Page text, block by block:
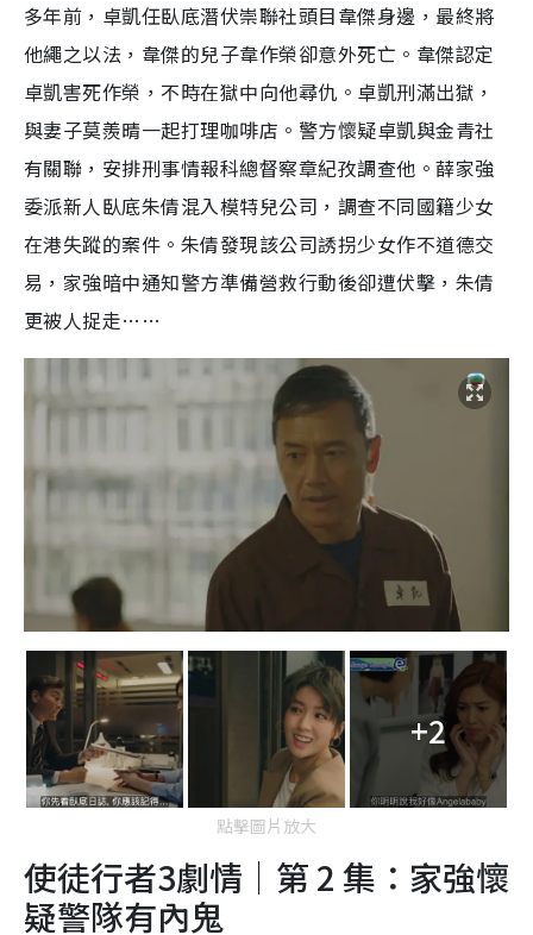
多年前，卓凱任臥底潛伏崇聯社頭目韋傑身邊，最終將
他繩之以法，韋傑的兒子韋作榮卻意外死亡。韋傑認定
卓凱害死作榮，不時在獄中向他尋仇。卓凱刑滿出獄，
與妻子莫羨晴一起打理咖啡店。警方懷疑卓凱與金青社
有關聯，安排刑事情報科總督察章紀孜調查他。薛家強
委派新人臥底朱倩混入模特兒公司，調查不同國籍少女
在港失蹤的案件。朱倩發現該公司誘拐少女作不道德交
易，家強暗中通知警方準備營救行動後卻遭伏擊，朱倩
更被人捉走……
+2
點擊圖片放大
使徒行者3劇情｜第 2 集：家強懷
疑警隊有內鬼